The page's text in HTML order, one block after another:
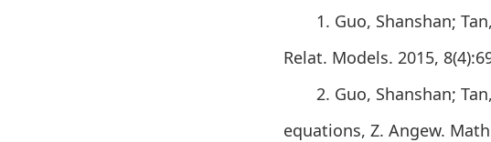
1. Guo, Shanshan;
Relat. Models. 2015,
2. Guo, Shanshan;
equations, Z. Angew.